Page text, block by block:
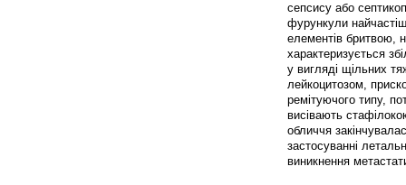
сепсису або
фурункули
елементів бритвою,
характеризується
у вигляді щільних
лейкоцитозом,
ремітуючого типу,
висівають
обличчя
застосуванні
виникнення